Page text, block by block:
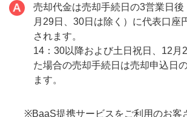
売却代金は売却手続日の3営業日後
月29日、30日は除く）に代表口座
されます。
14：30以降および土日祝日、12月
た場合の売却手続日は売却申込日
ます。
※BaaS提携サービスをご利用のお客